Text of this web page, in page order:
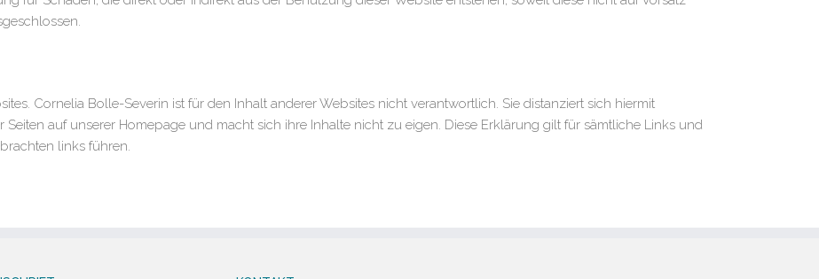
Cornelia Bolle-Severin ist für den Inhalt anderer Websites nicht verantwortlich. Sie distanziert sich hiermit
auf unserer Homepage und macht sich ihre Inhalte nicht zu eigen. Diese Erklärung gilt für sämtliche Links und
links führen.